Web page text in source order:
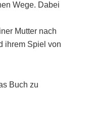
Wege. Dabei
Mutter nach
ihrem Spiel von
Buch zu